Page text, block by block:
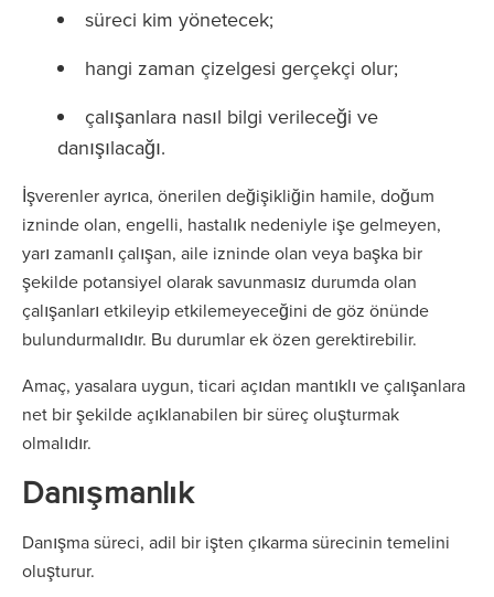
süreci kim yönetecek;
hangi zaman çizelgesi gerçekçi olur;
çalışanlara nasıl bilgi verileceği ve
danışılacağı.
İşverenler ayrıca, önerilen değişikliğin hamile, doğum
izninde olan, engelli, hastalık nedeniyle işe gelmeyen,
yarı zamanlı çalışan, aile izninde olan veya başka bir
şekilde potansiyel olarak savunmasız durumda olan
çalışanları etkileyip etkilemeyeceğini de göz önünde
bulundurmalıdır. Bu durumlar ek özen gerektirebilir.
Amaç, yasalara uygun, ticari açıdan mantıklı ve çalışanlara
net bir şekilde açıklanabilen bir süreç oluşturmak
olmalıdır.
Danışmanlık
Danışma süreci, adil bir işten çıkarma sürecinin temelini
oluşturur.